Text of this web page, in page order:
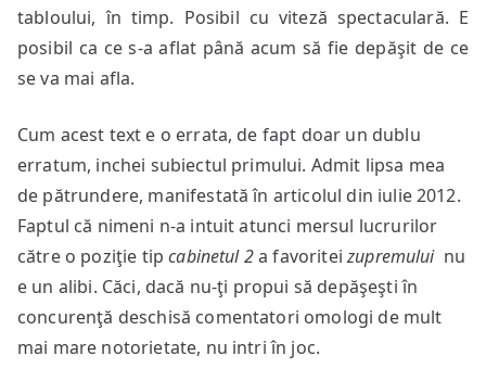
tabloului, în timp. Posibil cu viteză spectaculară. E
posibil ca ce s-a aflat până acum să fie depăşit de ce
se va mai afla.
Cum acest text e o errata, de fapt doar un dublu
erratum, inchei subiectul primului. Admit lipsa mea
de pătrundere, manifestată în articolul din iulie 2012.
Faptul că nimeni n-a intuit atunci mersul lucrurilor
către o poziţie tipcabinetul 2a favoriteizupremului nu
e un alibi. Căci, dacă nu-ţi propui să depăşeşti în
concurenţă deschisă comentatori omologi de mult
mai mare notorietate, nu intri în joc.